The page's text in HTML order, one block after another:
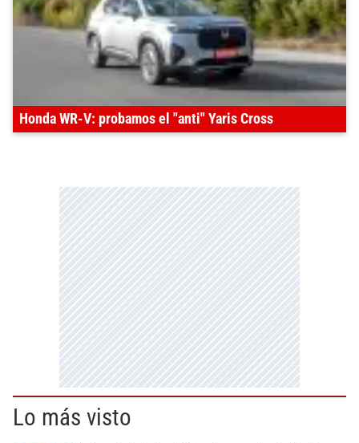
Honda WR-V: probamos el "anti" Yaris Cross
Lo más visto